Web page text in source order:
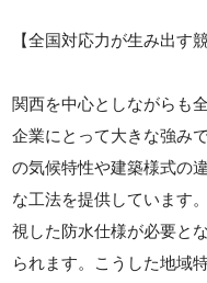
【全国対応力が生み出す
関西を中心としながらも
企業にとって大きな強み
の気候特性や建築様式の
な工法を提供しています
視した防水仕様が必要と
られます。こうした地域